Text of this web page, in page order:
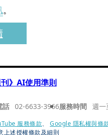
。
刊》AI使用準則
話 02-6633-3966服務時間 週一
服務條款、
Google 隱私權與條
上述授權條款及細則